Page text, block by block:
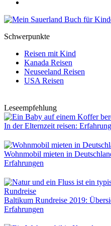
Schwerpunkte
Reisen mit Kind
Kanada Reisen
Neuseeland Reisen
USA Reisen
Leseempfehlung
In der Elternzeit reisen:
Wohnmobil mieten in
Erfahrungen
Baltikum Rundreise 2019:
Erfahrungen